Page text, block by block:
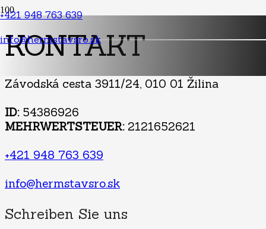
+421 948 763 639
info@hermstavsro.sk
KONTAKT
Závodská cesta 3911/24, 010 01 Žilina
ID:54386926
MEHRWERTSTEUER:2121652621
+421 948 763 639
info@hermstavsro.sk
Schreiben Sie uns